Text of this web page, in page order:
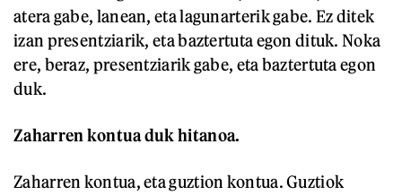
atera gabe, lanean, eta lagunarterik gabe. Ez ditek
izan presentziarik, eta baztertuta egon dituk. Noka
ere, beraz, presentziarik gabe, eta baztertuta egon
duk.
Zaharren kontua duk hitanoa.
Zaharren kontua, eta guztion kontua. Guztiok